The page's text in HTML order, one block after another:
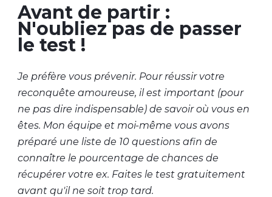
Avant de partir :
N'oubliez pas de passer
le test !
Je préfère vous prévenir. Pour réussir votre
reconquête amoureuse, il est important (pour
ne pas dire indispensable) de savoir où vous en
êtes. Mon équipe et moi-même vous avons
préparé une liste de 10 questions afin de
connaître le pourcentage de chances de
récupérer votre ex. Faites le test gratuitement
avant qu'il ne soit trop tard.